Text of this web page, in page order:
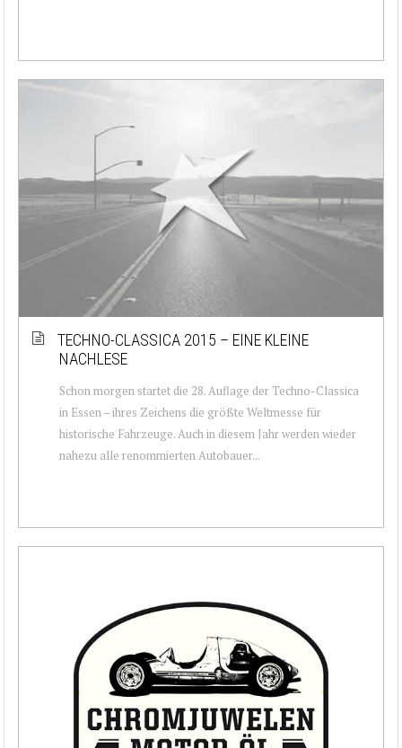
TECHNO-CLASSICA 2015 – EINE KLEINE
NACHLESE
Schon morgen startet die 28. Auflage der Techno-Classica
in Essen – ihres Zeichens die größte Weltmesse für
historische Fahrzeuge. Auch in diesem Jahr werden wieder
nahezu alle renommierten Autobauer...